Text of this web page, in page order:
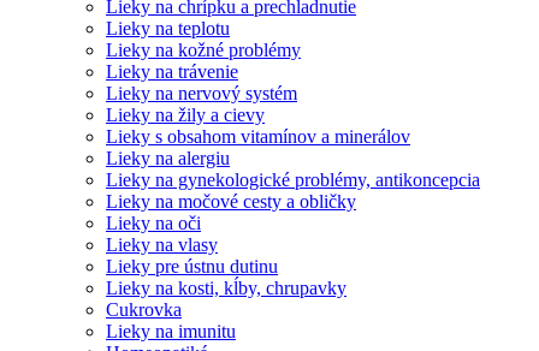
Lieky na chrípku a prechladnutie
Lieky na teplotu
Lieky na kožné problémy
Lieky na trávenie
Lieky na nervový systém
Lieky na žily a cievy
Lieky s obsahom vitamínov a minerálov
Lieky na alergiu
Lieky na gynekologické problémy, antikoncepcia
Lieky na močové cesty a obličky
Lieky na oči
Lieky na vlasy
Lieky pre ústnu dutinu
Lieky na kosti, kĺby, chrupavky
Cukrovka
Lieky na imunitu